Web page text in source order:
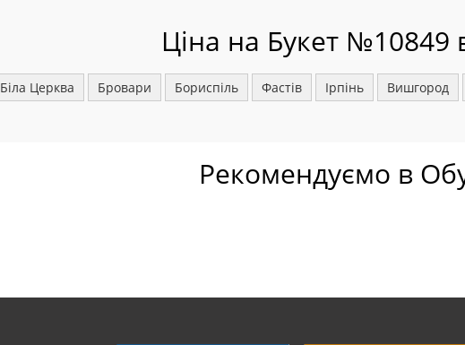
Ціна на Букет №10849
Біла Церква Бровари Бориспіль Фастів Ірпінь Вишгород
Рекомендуємо в